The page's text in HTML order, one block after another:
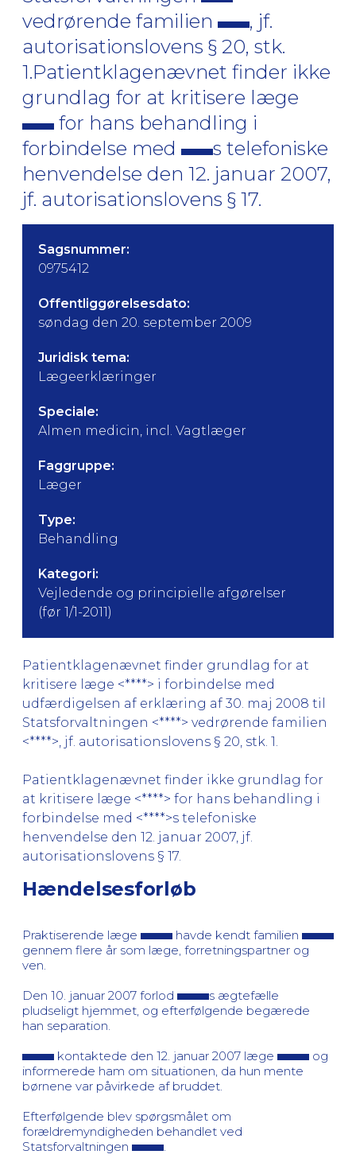
vedrørende familien
, jf.
autorisationslovens § 20, stk.
1.Patientklagenævnet finder ikke
grundlag for at kritisere læge
for hans behandling i
forbindelse med
s telefoniske
henvendelse den 12. januar 2007,
jf. autorisationslovens § 17.
Sagsnummer:
0975412
Offentliggørelsesdato:
søndag den 20. september 2009
Juridisk tema:
Lægeerklæringer
Speciale:
Almen medicin, incl. Vagtlæger
Faggruppe:
Læger
Type:
Behandling
Kategori:
Vejledende og principielle afgørelser
(før 1/1-2011)
Patientklagenævnet finder grundlag for at
kritisere læge <****> i forbindelse med
udfærdigelsen af erklæring af 30. maj 2008 til
Statsforvaltningen <****> vedrørende familien
<****>, jf. autorisationslovens § 20, stk. 1.
Patientklagenævnet finder ikke grundlag for
at kritisere læge <****> for hans behandling i
forbindelse med <****>s telefoniske
henvendelse den 12. januar 2007, jf.
autorisationslovens § 17.
Hændelsesforløb
Praktiserende læge
havde kendt familien
gennem flere år som læge, forretningspartner og
ven.
Den 10. januar 2007 forlod
s ægtefælle
pludseligt hjemmet, og efterfølgende begærede
han separation.
kontaktede den 12. januar 2007 læge
og
informerede ham om situationen, da hun mente
børnene var påvirkede af bruddet.
Efterfølgende blev spørgsmålet om
forældremyndigheden behandlet ved
Statsforvaltningen